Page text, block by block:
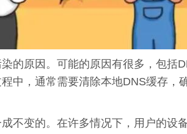
的原因。可能的原因有很多，包
中，通常需要清除本地DNS缓存
不变的。在许多情况下，用户的设